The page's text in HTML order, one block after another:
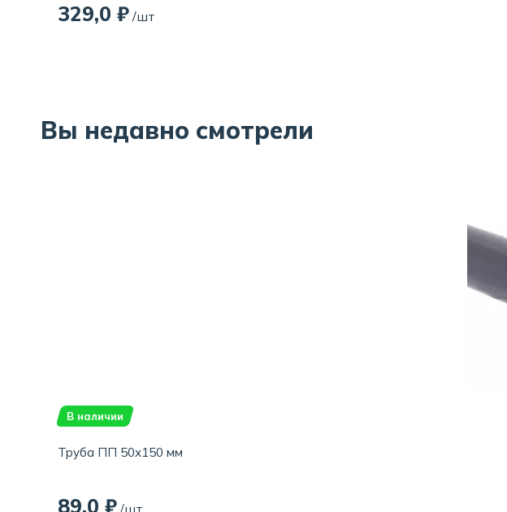
329,0 ₽ /шт
Вы недавно смотрели
В наличии
Труба ПП 50х150 мм
89,0 ₽ /шт